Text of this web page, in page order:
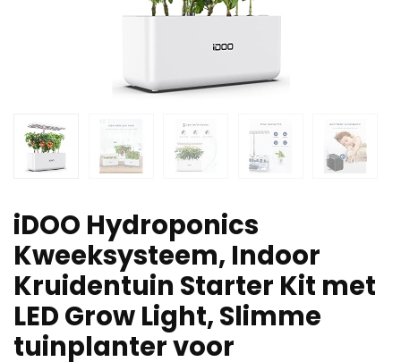
iDOO Hydroponics
Kweeksysteem, Indoor
Kruidentuin Starter Kit met
LED Grow Light, Slimme
tuinplanter voor